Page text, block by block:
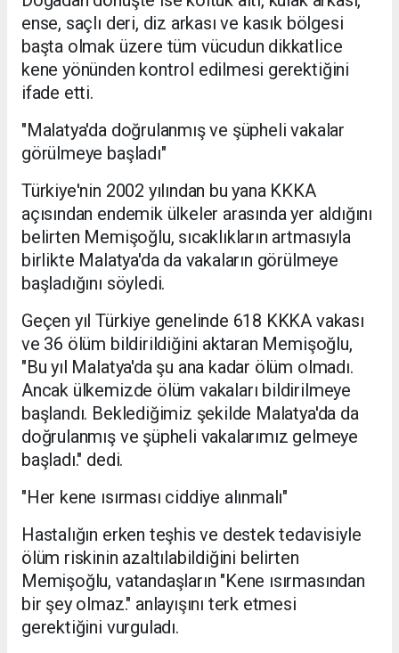
ense, saçlı deri, diz arkası ve kasık bölgesi
başta olmak üzere tüm vücudun dikkatlice
kene yönünden kontrol edilmesi gerektiğini
ifade etti.
"Malatya'da doğrulanmış ve şüpheli vakalar
görülmeye başladı"
Türkiye'nin 2002 yılından bu yana KKKA
açısından endemik ülkeler arasında yer aldığını
belirten Memişoğlu, sıcaklıkların artmasıyla
birlikte Malatya'da da vakaların görülmeye
başladığını söyledi.
Geçen yıl Türkiye genelinde 618 KKKA vakası
ve 36 ölüm bildirildiğini aktaran Memişoğlu,
"Bu yıl Malatya'da şu ana kadar ölüm olmadı.
Ancak ülkemizde ölüm vakaları bildirilmeye
başlandı. Beklediğimiz şekilde Malatya'da da
doğrulanmış ve şüpheli vakalarımız gelmeye
başladı." dedi.
"Her kene ısırması ciddiye alınmalı"
Hastalığın erken teşhis ve destek tedavisiyle
ölüm riskinin azaltılabildiğini belirten
Memişoğlu, vatandaşların "Kene ısırmasından
bir şey olmaz." anlayışını terk etmesi
gerektiğini vurguladı.